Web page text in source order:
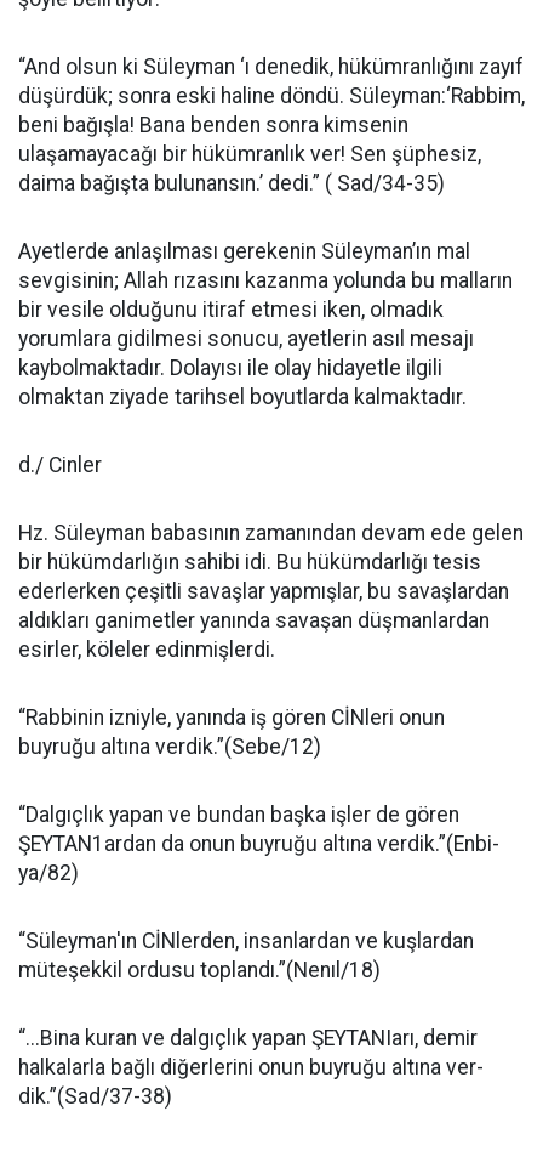
“And olsun ki Süleyman ‘ı dene­dik, hükümranlığını zayıf
düşürdük; sonra eski haline döndü. Süleyman:‘Rabbim,
beni bağışla! Bana benden sonra kimsenin
ulaşamayacağı bir hü­kümranlık ver! Sen şüphesiz,
daima bağışta bulunansın.’ dedi.” ( Sad/34-35)
Ayetlerde anlaşılması gereke­nin Süleyman’ın mal
sevgisinin; Al­lah rızasını kazanma yolunda bu malların
bir vesile olduğunu itiraf etmesi iken, olmadık
yorumlara gi­dilmesi sonucu, ayetlerin asıl mesa­jı
kaybolmaktadır. Dolayısı ile olay hidayetle ilgili
olmaktan ziyade ta­rihsel boyutlarda kalmaktadır.
d./ Cinler
Hz. Süleyman babasının zama­nından devam ede gelen
bir hü­kümdarlığın sahibi idi. Bu hükümdarlığı tesis
ederlerken çeşitli sa­vaşlar yapmışlar, bu savaşlardan
aldıkları ganimetler yanında sava­şan düşmanlardan
esirler, köleler edinmişlerdi.
“Rabbinin izniyle, ya­nında iş gören CİNleri onun
buyruğu altına verdik.”(Sebe/12)
“Dalgıçlık yapan ve bundan başka işler de gören
ŞEYTAN1ardan da onun buyruğu altına verdik.”(Enbi­
ya/82)
“Süleyman'ın CİNlerden, insan­lardan ve kuşlardan
müteşekkil ordusu toplandı.”(Nenıl/18)
“...Bina kuran ve dalgıçlık yapan ŞEYTANIarı, demir
halkalarla bağlı diğerlerini onun buyruğu altına ver­
dik.”(Sad/37-38)